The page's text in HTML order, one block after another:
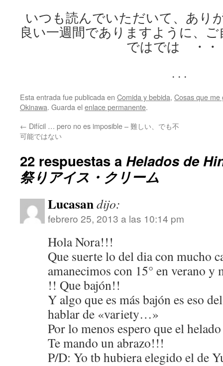
いつも読んでいただいて、あり
良い一週間でありますように、
ではでは ・・
. . .
Esta entrada fue publicada en Comida y bebida, Cosas que me
Okinawa. Guarda el enlace permanente.
← Difícil … pero no es imposible – 難しい、でも不
可能ではない
22 respuestas a Helados de
祭りアイス・クリーム
Lucasandijo:
febrero 25, 2013 a las 10:14 pm
Hola Nora!!!
Que suerte lo del dia con mucho
amanecimos con 15° en verano y
!! Que bajón!!
Y algo que es más bajón es eso
hablar de «variety…»
Por lo menos espero que el
Te mando un abrazo!!!
P/D: Yo tb hubiera elegido el de